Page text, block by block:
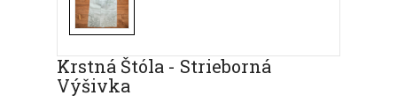
Krstná Štóla - Strieborná
Výšivka